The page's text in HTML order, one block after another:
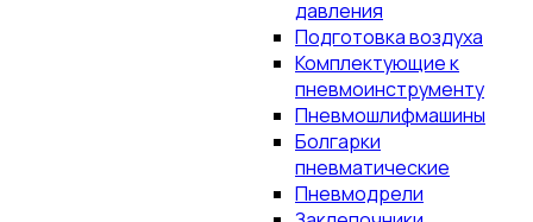
давления
Подготовка воздуха
Комплектующие к
пневмоинструменту
Пневмошлифмашины
Болгарки
пневматические
Пневмодрели